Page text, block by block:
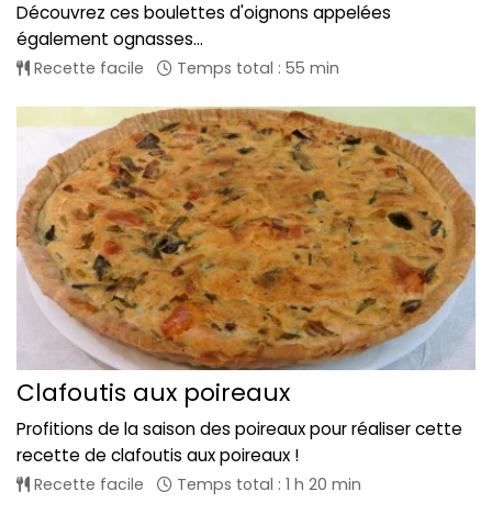
Découvrez ces boulettes d'oignons appelées
également ognasses...
Recette facile Temps total : 55 min
Clafoutis aux poireaux
Profitions de la saison des poireaux pour réaliser cette
recette de clafoutis aux poireaux !
Recette facile Temps total : 1 h 20 min